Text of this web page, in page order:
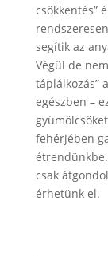
csökkentés”
segítik az
Végül de
táplálkozás”
egészben –
fehérjében
csak
érhetünk el.